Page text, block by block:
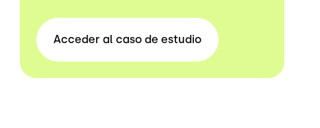
Acceder al caso deestudio